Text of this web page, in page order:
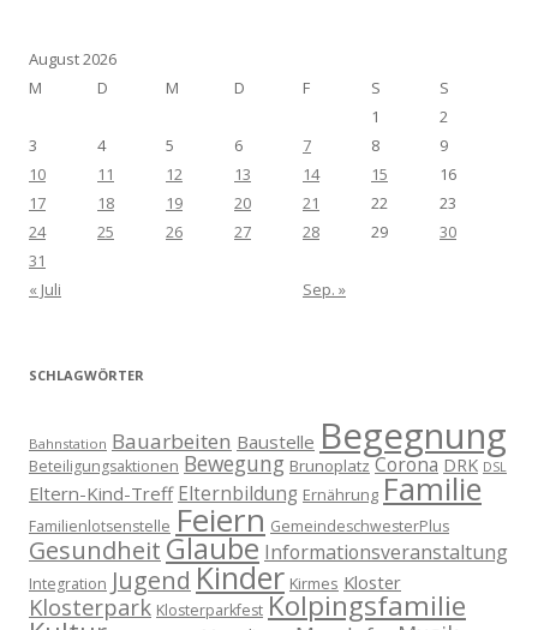
August 2026
M
D M D F S
S
1
2
3
4 5 6 7 8
9
10
11 12 13 14 15
16
17
18 19 20 21 22
23
24
25 26 27 28 29
30
31
« Juli
Sep. »
SCHLAGWÖRTER
Bahnstation Bauarbeiten Baustelle Begegnung
Beteiligungsaktionen Bewegung Brunoplatz Corona DRK DSL
Eltern-Kind-Treff Elternbildung Ernährung Familie
Familienlotsenstelle Feiern GemeindeschwesterPlus
Gesundheit Glaube Informationsveranstaltung
Integration Jugend Kinder Kirmes Kloster
Klosterpark Klosterparkfest Kolpingsfamilie